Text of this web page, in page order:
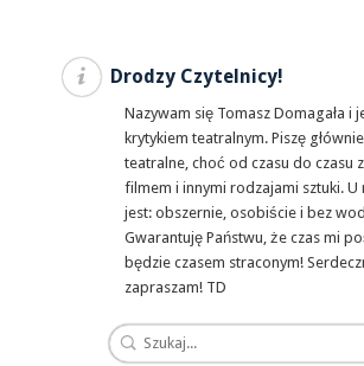
Drodzy Czytelnicy!
Nazywam się Tomasz Domagała i
krytykiem teatralnym. Piszę
teatralne, choć od czasu do czasu
filmem i innymi rodzajami sztuki. U
jest: obszernie, osobiście i bez
Gwarantuję Państwu, że czas mi
będzie czasem straconym!
zapraszam! TD